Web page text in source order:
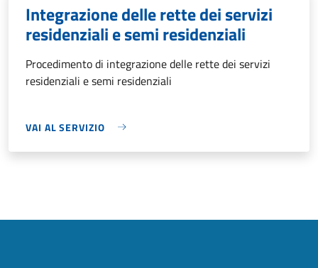
Integrazione delle rette dei servizi
residenziali e semi residenziali
Procedimento di integrazione delle rette dei servizi
residenziali e semi residenziali
VAI AL SERVIZIO